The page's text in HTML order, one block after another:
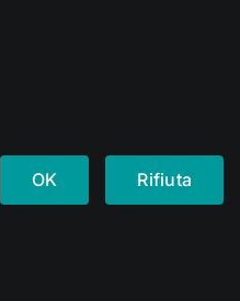
OK Rifiuta